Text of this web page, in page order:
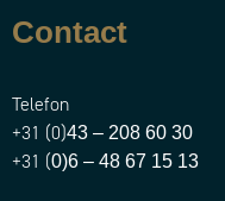
Contact
Telefon
+31 (0)43 – 208 60 30
+31 (0)6 – 48 67 15 13